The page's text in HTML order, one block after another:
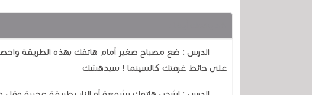
الدرس : ضع مصباح صغير أمام هاتفك بهذه الطريقة
على حائط غرفتك كالسينما ! سيدهشك